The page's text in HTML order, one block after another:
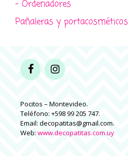
- Ordenadores
Pañaleras y portacosméticos
Pocitos – Montevideo.
Teléfono: +598 99 205 747.
Email: decopatitas@gmail.com.
Web: www.decopatitas.com.uy